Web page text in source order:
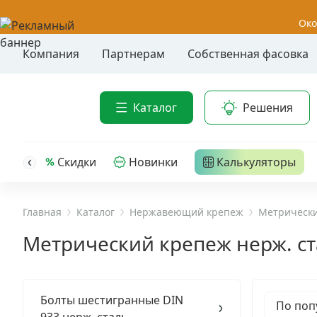
Компания Партнерам Собственная фасовка
Каталог Решения
Распродажа
Уценка
Дюбельная техника
головкой
трех-
крюком,
Скидки Новинки Калькуляторы
Главная Каталог Нержавеющий крепеж
Метрический крепеж нерж.
Болты шестигранные DIN
По